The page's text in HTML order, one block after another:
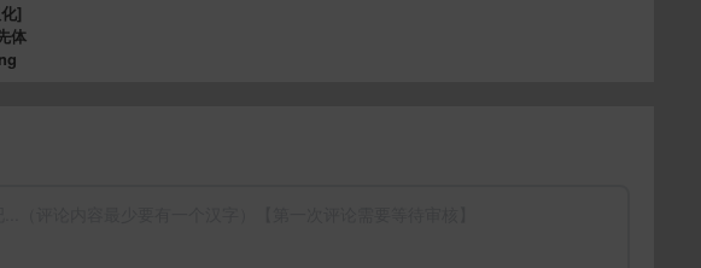
]
体